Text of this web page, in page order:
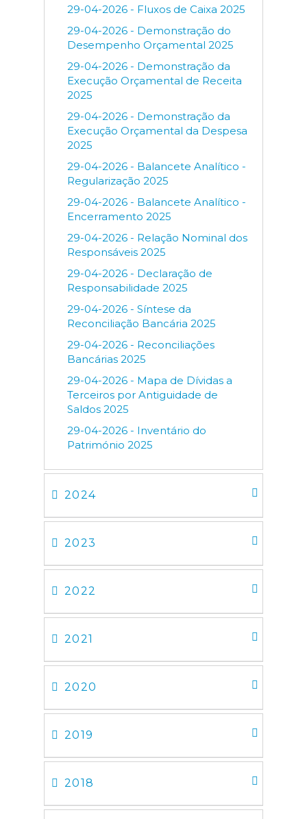
29-04-2026 - Fluxos de Caixa 2025
29-04-2026 - Demonstração do
Desempenho Orçamental 2025
29-04-2026 - Demonstração da
Execução Orçamental de Receita
2025
29-04-2026 - Demonstração da
Execução Orçamental da Despesa
2025
29-04-2026 - Balancete Analítico -
Regularização 2025
29-04-2026 - Balancete Analítico -
Encerramento 2025
29-04-2026 - Relação Nominal dos
Responsáveis 2025
29-04-2026 - Declaração de
Responsabilidade 2025
29-04-2026 - Síntese da
Reconciliação Bancária 2025
29-04-2026 - Reconciliações
Bancárias 2025
29-04-2026 - Mapa de Dívidas a
Terceiros por Antiguidade de
Saldos 2025
29-04-2026 - Inventário do
Património 2025
2024
2023
2022
2021
2020
2019
2018